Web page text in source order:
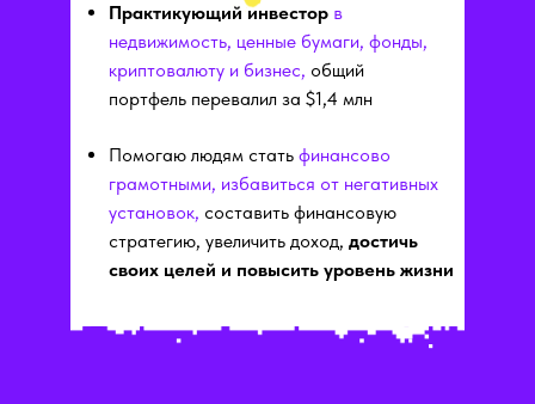
Практикующий инвестор в
недвижимость, ценные бумаги, фонды,
криптовалюту и бизнес, общий
портфель перевалил за $1,4 млн
Помогаю людям стать финансово
грамотными, избавиться от негативных
установок, составить финансовую
стратегию, увеличить доход, достичь
своих целей и повысить уровень жизни